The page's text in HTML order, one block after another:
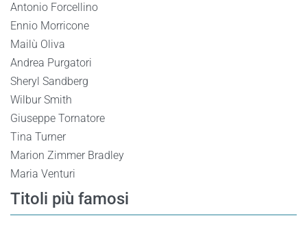
Antonio Forcellino
Ennio Morricone
Mailù Oliva
Andrea Purgatori
Sheryl Sandberg
Wilbur Smith
Giuseppe Tornatore
Tina Turner
Marion Zimmer Bradley
Maria Venturi
Titoli più famosi